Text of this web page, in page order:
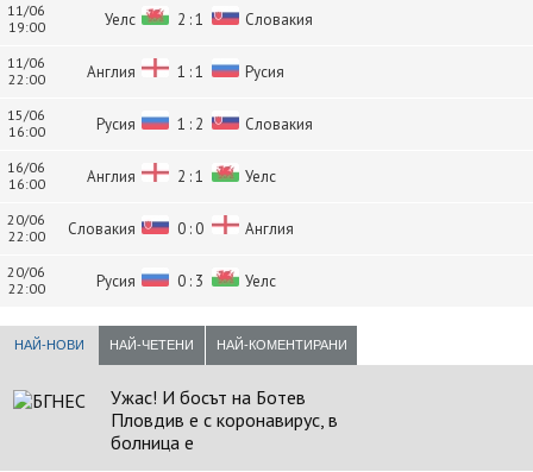
11/06
19:00
Уелс 2 : 1 Словакия
11/06
22:00
Англия 1 : 1 Русия
15/06
16:00
Русия 1 : 2 Словакия
16/06
16:00
Англия 2 : 1 Уелс
20/06
22:00
Словакия 0 : 0 Англия
20/06
22:00
Русия 0 : 3 Уелс
НАЙ-НОВИ НАЙ-ЧЕТЕНИ НАЙ-КОМЕНТИРАНИ
Ужас! И босът на Ботев
Пловдив е с коронавирус, в
болница е